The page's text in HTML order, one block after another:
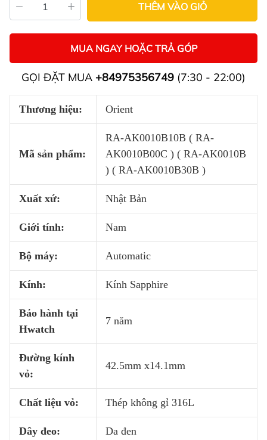
THÊM VÀO GIỎ
MUA NGAY HOẶC TRẢ GÓP
GỌI ĐẶT MUA +84975356749 (7:30 - 22:00)
Thương hiệu: Orient
Mã sản phẩm:
RA-AK0010B10B ( RA-
AK0010B00C ) ( RA-AK0010B
) ( RA-AK0010B30B )
Xuất xứ: Nhật Bản
Giới tính: Nam
Bộ máy: Automatic
Kính: Kính Sapphire
Bảo hành tại
Hwatch
7 năm
Đường kính
vỏ:
42.5mm x14.1mm
Chất liệu vỏ: Thép không gỉ 316L
Dây đeo: Da đen